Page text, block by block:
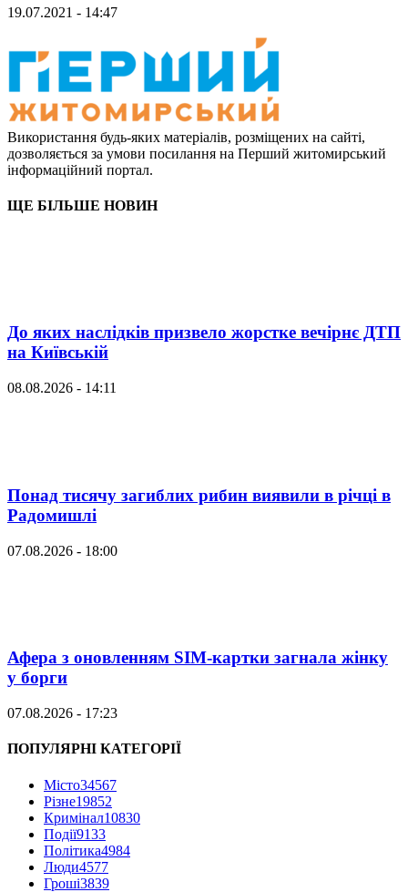
19.07.2021 - 14:47
Використання будь-яких матеріалів, розміщених на сайті,
дозволяється за умови посилання на Перший житомирський
інформаційний портал.
ЩЕ БІЛЬШЕ НОВИН
До яких наслідків призвело жорстке вечірнє ДТП
на Київській
08.08.2026 - 14:11
Понад тисячу загиблих рибин виявили в річці в
Радомишлі
07.08.2026 - 18:00
Афера з оновленням SIM-картки загнала жінку
у борги
07.08.2026 - 17:23
ПОПУЛЯРНІ КАТЕГОРІЇ
Місто34567
Різне19852
Кримінал10830
Події9133
Політика4984
Люди4577
Гроші3839